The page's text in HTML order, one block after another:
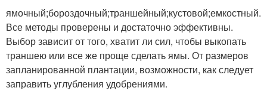
ямочный;бороздочный;траншейный;кустовой;емкостный.
Все методы проверены и достаточно эффективны.
Выбор зависит от того, хватит ли сил, чтобы выкопать
траншею или все же проще сделать ямы. От размеров
запланированной плантации, возможности, как следует
заправить углубления удобрениями.